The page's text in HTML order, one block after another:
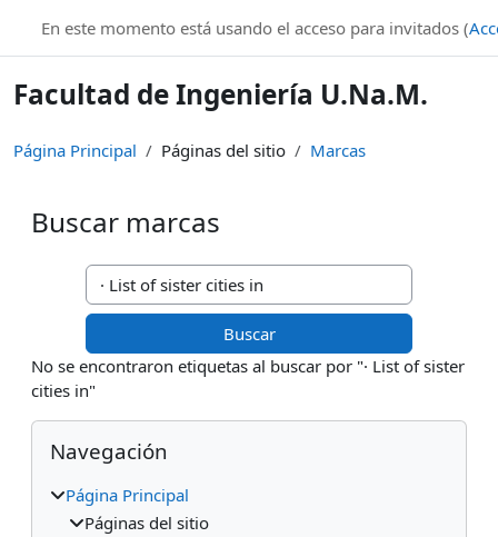
En este momento está usando el acceso para invitados (
Facultad de Ingeniería U.Na.M.
Página Principal Páginas del sitio Marcas
Buscar marcas
Buscar marcas
No se encontraron etiquetas al buscar por "· List of sister
cities in"
Bloques
Salta Navegación
Navegación
Página Principal
Páginas del sitio